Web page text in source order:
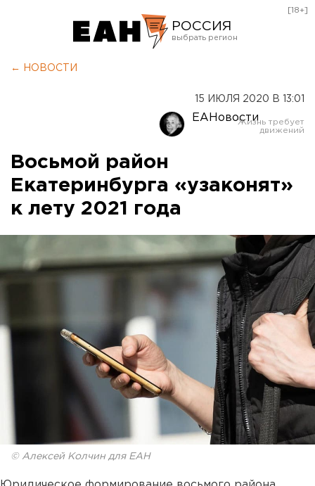
РОССИЯ
Оренбург
[18+]
← НОВОСТИ
15 ИЮЛЯ 2020 В 13:01
ЕАНовости
Восьмой район
Екатеринбурга «узаконят»
к лету 2021 года
© Алексей Колчин для ЕАН